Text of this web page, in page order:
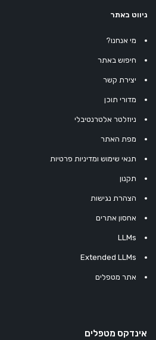
ניווט באתר
מי אנחנו?
חיפוש באתר
יצירת קשר
מדורי תוכן
ניוזלטר אלטרנטיבלי
מפת האתר
תנאי שימוש ומדיניות פרטיות
תקנון
הצהרת נגישות
אחסון אתרים
LLMs
Extended LLMs
אתר מטפלים
אינדקס מטפלים